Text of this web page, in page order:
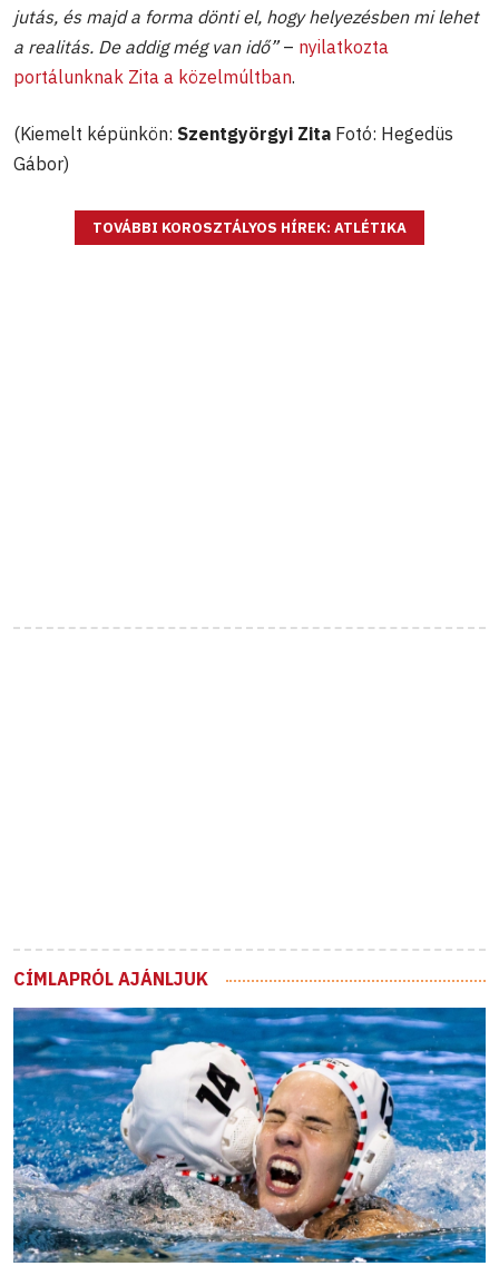
jutás, és majd a forma dönti el, hogy helyezésben mi lehet
a realitás. De addig még van idő”– nyilatkozta
portálunknak Zita a közelmúltban.
(Kiemelt képünkön: Szentgyörgyi Zita Fotó: Hegedüs
Gábor)
TOVÁBBI KOROSZTÁLYOS HÍREK: ATLÉTIKA
CÍMLAPRÓL AJÁNLJUK